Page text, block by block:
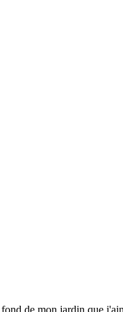
de mon jardin que